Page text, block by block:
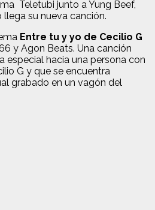
Teletubi junto a Yung Beef,
su nueva canción.
Entre tu y yo de Cecilio G
y Agon Beats. Una canción
especial hacia una persona con
G y que se encuentra
grabado en un vagón del